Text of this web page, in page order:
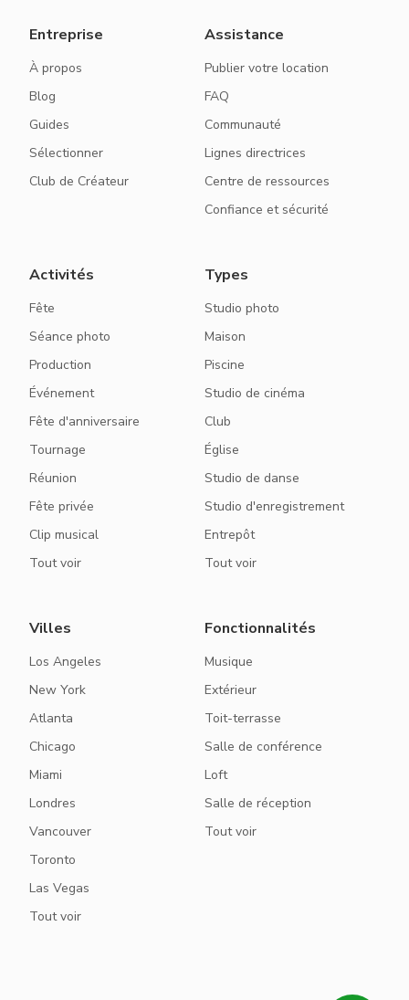
Entreprise
À propos
Blog
Guides
Sélectionner
Club de Créateur
Assistance
Publier votre location
FAQ
Communauté
Lignes directrices
Centre de ressources
Confiance et sécurité
Activités
Fête
Séance photo
Production
Événement
Fête d'anniversaire
Tournage
Réunion
Fête privée
Clip musical
Tout voir
Types
Studio photo
Maison
Piscine
Studio de cinéma
Club
Église
Studio de danse
Studio d'enregistrement
Entrepôt
Tout voir
Villes
Los Angeles
New York
Atlanta
Chicago
Miami
Londres
Vancouver
Toronto
Las Vegas
Tout voir
Fonctionnalités
Musique
Extérieur
Toit-terrasse
Salle de conférence
Loft
Salle de réception
Tout voir